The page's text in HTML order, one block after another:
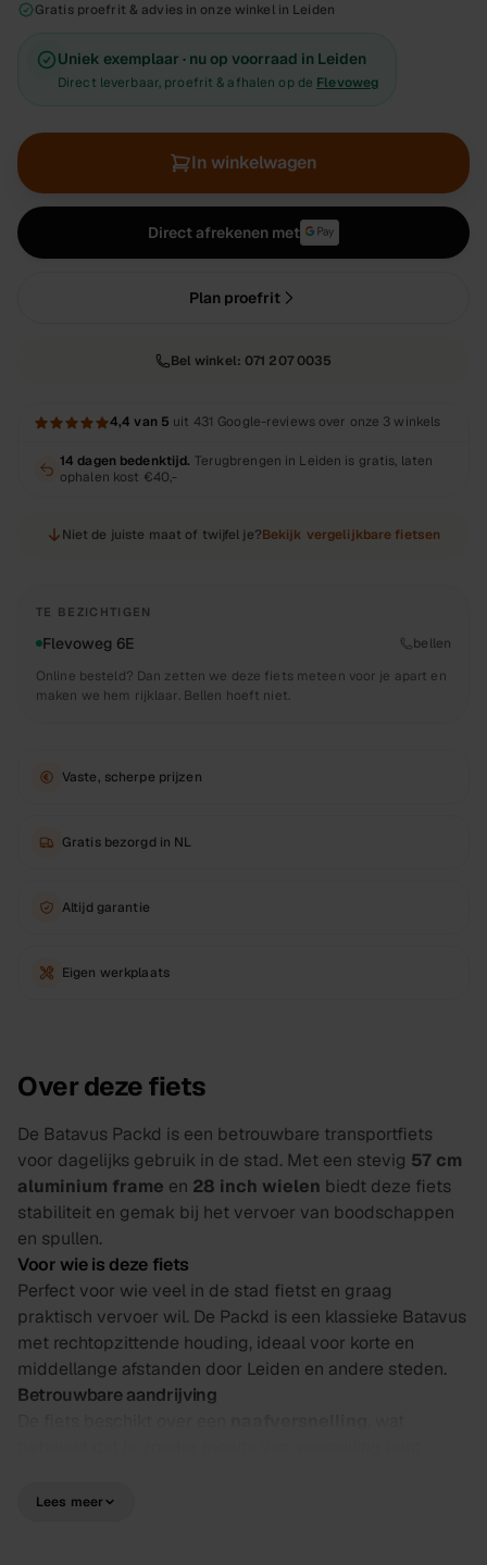
Gratis proefrit & advies in onze winkel in Leiden
Uniek exemplaar · nu op voorraad in Leiden
Direct leverbaar, proefrit & afhalen op de Flevoweg
In winkelwagen
Direct afrekenen met
Plan proefrit
Bel winkel: 071 207 0035
4,4 van 5 uit 431 Google-reviews over onze 3 winkels
14 dagen bedenktijd. Terugbrengen in Leiden is gratis, laten
ophalen kost €40,-
Niet de juiste maat of twijfel je?Bekijk vergelijkbare fietsen
TE BEZICHTIGEN
Flevoweg 6E
bellen
Online besteld? Dan zetten we deze fiets meteen voor je apart en
maken we hem rijklaar. Bellen hoeft niet.
Vaste, scherpe prijzen
Gratis bezorgd in NL
Altijd garantie
Eigen werkplaats
Over deze fiets
De Batavus Packd is een betrouwbare transportfiets
voor dagelijks gebruik in de stad. Met een stevig 57 cm
aluminium frame en 28 inch wielen biedt deze fiets
stabiliteit en gemak bij het vervoer van boodschappen
en spullen.
Voor wie is deze fiets
Perfect voor wie veel in de stad fietst en graag
praktisch vervoer wil. De Packd is een klassieke Batavus
met rechtopzittende houding, ideaal voor korte en
middellange afstanden door Leiden en andere steden.
Betrouwbare aandrijving
stadsverkeer waar je vaak moet stoppen en starten.
Lees meer